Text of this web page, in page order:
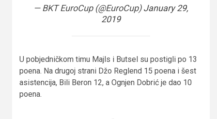
— BKT EuroCup (@EuroCup)January 29,
2019
U pobjedničkom timu Majls i Butsel su postigli po 13
poena. Na drugoj strani Džo Reglend 15 poena i šest
asistencija, Bili Beron 12, a Ognjen Dobrić je dao 10
poena.